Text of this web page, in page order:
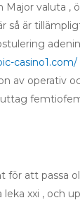
valuta ,
så är
casino1.com/
av operativ
för att passa
xxi , och